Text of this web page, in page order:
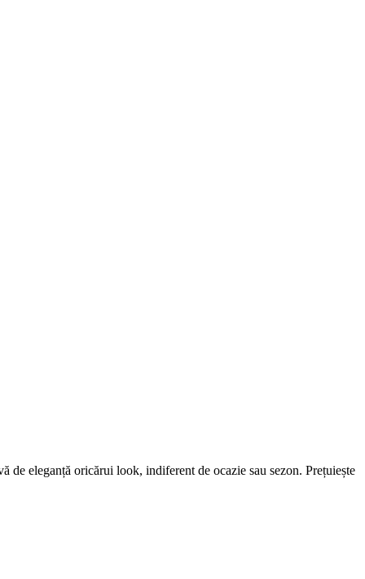
eleganță oricărui look, indiferent de ocazie sau sezon. Prețuiește